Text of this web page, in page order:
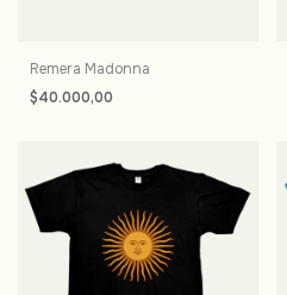
Remera Madonna
$40.000,00